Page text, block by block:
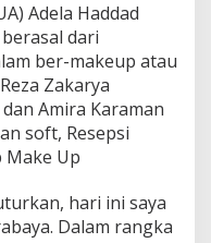
Adela Haddad
dari
ber-makeup atau
Zakarya
Amira Karaman
soft, Resepsi
Up
hari ini saya
Dalam rangka